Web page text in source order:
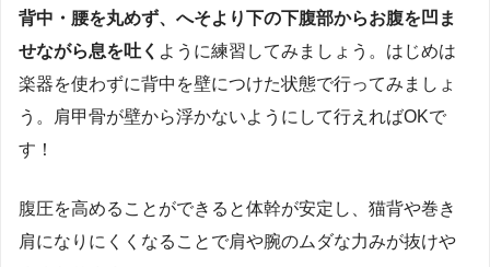
背中・腰を丸めず、へそより下の下腹部からお腹を凹ま
せながら息を吐く ように練習してみましょう。はじめは
楽器を使わずに背中を壁につけた状態で行ってみましょ
う。肩甲骨が壁から浮かないようにして行えればOKで
す！
腹圧を高めることができると体幹が安定し、猫背や巻き
肩になりにくくなることで肩や腕のムダな力みが抜けや